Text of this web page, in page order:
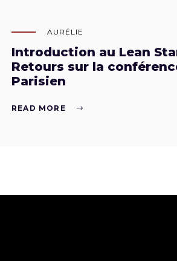
AURÉLIE
Introduction au Lean
Retours sur la
Parisien
READ MORE